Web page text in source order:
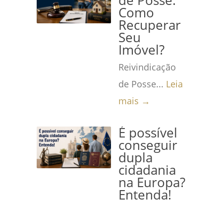
Como
Recuperar
Seu
Imóvel?
Reivindicação
de Posse... Leia
mais →
É possível
conseguir
dupla
cidadania
na Europa?
Entenda!